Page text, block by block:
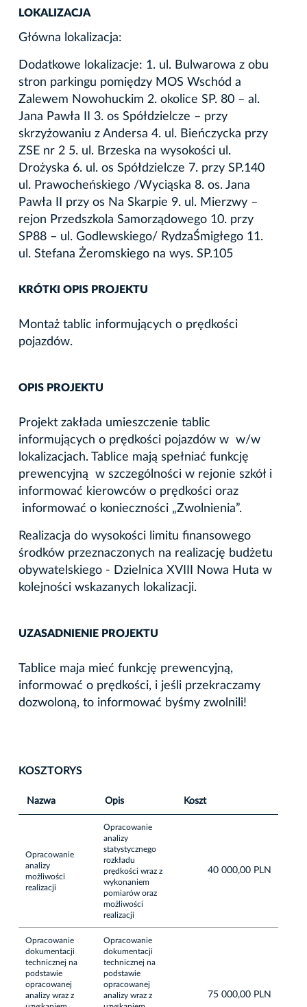
LOKALIZACJA
Główna lokalizacja:
Dodatkowe lokalizacje: 1. ul. Bulwarowa z obu
stron parkingu pomiędzy MOS Wschód a
Zalewem Nowohuckim 2. okolice SP. 80 – al.
Jana Pawła II 3. os Spółdzielcze – przy
skrzyżowaniu z Andersa 4. ul. Bieńczycka przy
ZSE nr 2 5. ul. Brzeska na wysokości ul.
Drożyska 6. ul. os Spółdzielcze 7. przy SP.140
ul. Prawocheńskiego /Wyciąska 8. os. Jana
Pawła II przy os Na Skarpie 9. ul. Mierzwy –
rejon Przedszkola Samorządowego 10. przy
SP88 – ul. Godlewskiego/ RydzaŚmigłego 11.
ul. Stefana Żeromskiego na wys. SP.105
KRÓTKI OPIS PROJEKTU
Montaż tablic informujących o prędkości
pojazdów.
OPIS PROJEKTU
Projekt zakłada umieszczenie tablic
informujących o prędkości pojazdów w w/w
lokalizacjach. Tablice mają spełniać funkcję
prewencyjną w szczególności w rejonie szkół i
informować kierowców o prędkości oraz
informować o konieczności „Zwolnienia”.
Realizacja do wysokości limitu finansowego
środków przeznaczonych na realizację budżetu
obywatelskiego - Dzielnica XVIII Nowa Huta w
kolejności wskazanych lokalizacji.
UZASADNIENIE PROJEKTU
Tablice maja mieć funkcję prewencyjną,
informować o prędkości, i jeśli przekraczamy
dozwoloną, to informować byśmy zwolnili!
KOSZTORYS
Nazwa Opis Koszt
Opracowanie
analizy
możliwości
realizacji
Opracowanie
analizy
statystycznego
rozkładu
prędkości wraz z
wykonaniem
pomiarów oraz
możliwości
realizacji
40 000,00 PLN
Opracowanie
dokumentacji
technicznej na
podstawie
opracowanej
analizy wraz z
Opracowanie
dokumentacji
technicznej na
podstawie
opracowanej
analizy wraz z
75 000,00 PLN